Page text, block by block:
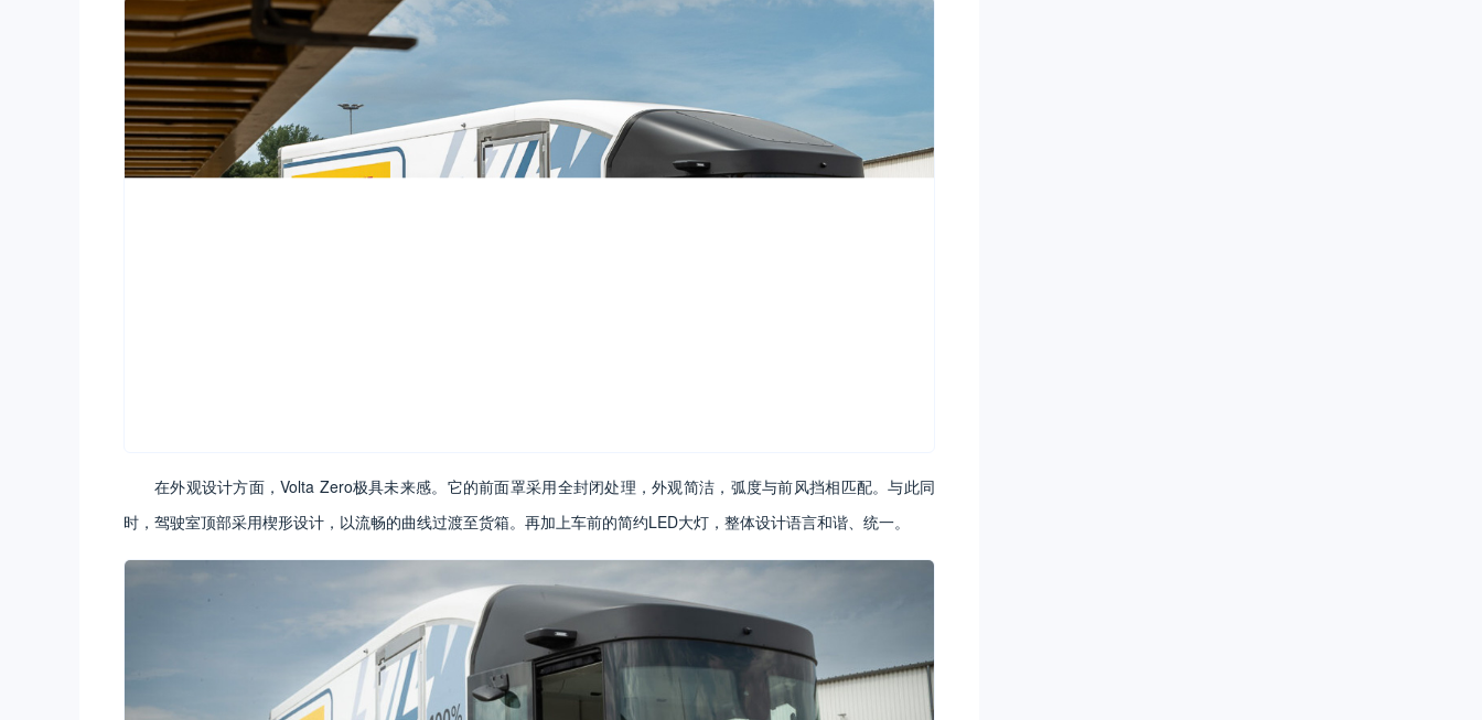
在外观设计方面，Volta Zero极具未来感。它的前面罩采用全封闭处理，外观简洁，弧度与前风挡相匹配。与此同
时，驾驶室顶部采用楔形设计，以流畅的曲线过渡至货箱。再加上车前的简约LED大灯，整体设计语言和谐、统一。